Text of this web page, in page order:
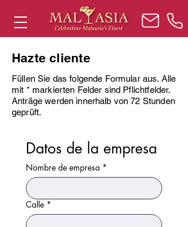
Hazte cliente
Füllen Sie das folgende Formular aus. Alle
mit * markierten Felder sind Pflichtfelder.
Anträge werden innerhalb von 72 Stunden
geprüft.
Datos de la empresa
Nombre de empresa *
Calle *